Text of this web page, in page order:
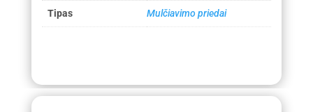
Tipas Mulčiavimo priedai